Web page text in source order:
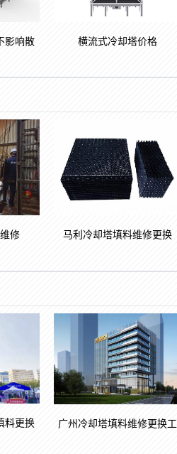
影响散 横流式冷却塔价格
修 马利冷却塔填料维修更换
料更换 广州冷却塔填料维修更换工